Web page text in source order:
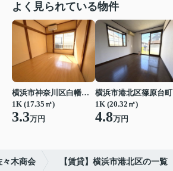
よく見られている物件
横浜市神奈川区白幡仲町
1K (17.35㎡)
3.3万円
横浜市港北区篠原台町
1K (20.32㎡)
4.8万円
々木商会 【賃貸】横浜市港北区の一覧